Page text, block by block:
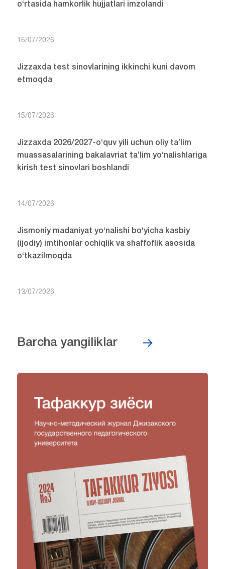
o‘rtasida hamkorlik hujjatlari imzolandi
16/07/2026
Jizzaxda test sinovlarining ikkinchi kuni davom
etmoqda
15/07/2026
Jizzaxda 2026/2027-o‘quv yili uchun oliy ta’lim
muassasalarining bakalavriat ta’lim yo‘nalishlariga
kirish test sinovlari boshlandi
14/07/2026
Jismoniy madaniyat yo‘nalishi bo‘yicha kasbiy
(ijodiy) imtihonlar ochiqlik va shaffoflik asosida
o‘tkazilmoqda
13/07/2026
Barcha yangiliklar